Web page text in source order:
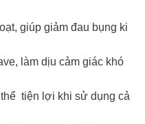
giúp giảm đau bụng ki
làm dịu cảm giác khó
tiện lợi khi sử dụng cả